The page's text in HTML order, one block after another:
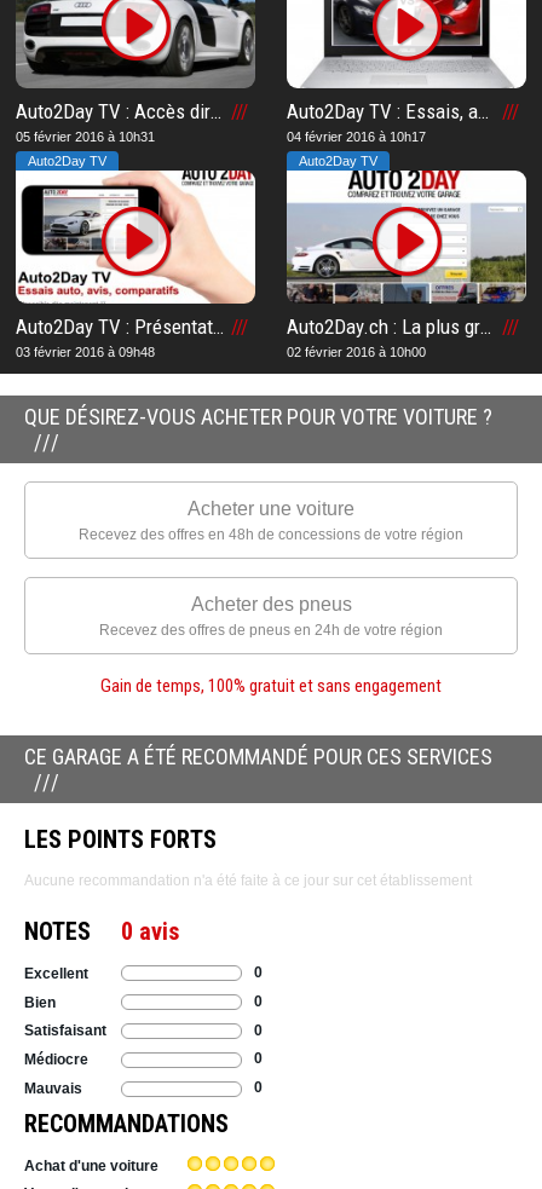
Auto2Day TV : Accès direct à la chaîne TV n°1 en Suisse romande
05 février 2016 à 10h31
Auto2Day TV : Essais, avis et comparatifs automobiles
04 février 2016 à 10h17
Auto2Day TV
Auto2Day TV : Présentation de la chaîne TV n°1 en Suisse romande sur le web
03 février 2016 à 09h48
Auto2Day TV
Auto2Day.ch : La plus grande plateforme de garages automobiles en Suisse romande
02 février 2016 à 10h00
QUE DÉSIREZ-VOUS ACHETER POUR VOTRE VOITURE ?
Acheter une voiture
Recevez des offres en 48h de concessions de votre région
Acheter des pneus
Recevez des offres de pneus en 24h de votre région
Gain de temps, 100% gratuit et sans engagement
CE GARAGE A ÉTÉ RECOMMANDÉ POUR CES SERVICES
LES POINTS FORTS
Aucune recommandation n'a été faite à ce jour sur cet établissement
NOTES 0 avis
Excellent
0
Bien
0
Satisfaisant
0
Médiocre
0
Mauvais
0
RECOMMANDATIONS
Achat d'une voiture